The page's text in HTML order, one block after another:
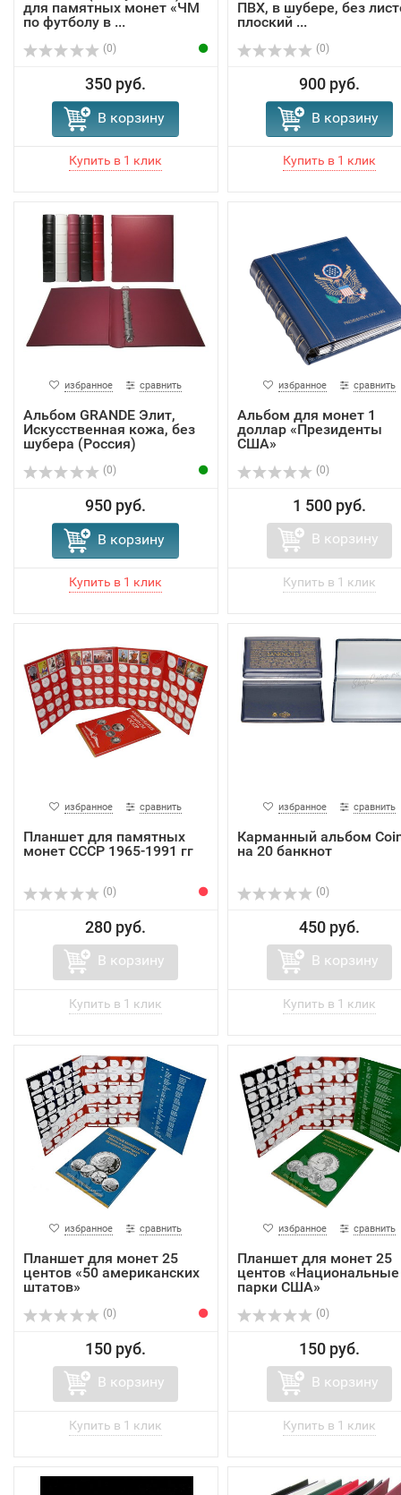
для памятных монет «ЧМ
по футболу в ...
(0)
350 руб.
В корзину
ПВХ, в шубере, без
плоский ...
(0)
900 руб.
В корзину
избранное сравнить
Альбом GRANDE Элит,
Искусственная кожа, без
шубера (Россия)
(0)
950 руб.
В корзину
избранное сравнить
Альбом для монет 1
доллар «Президенты
США»
(0)
1 500 руб.
В корзину
избранное сравнить
Планшет для памятных
монет СССР 1965-1991 гг
(0)
280 руб.
В корзину
избранное сравнить
Карманный альбом
на 20 банкнот
(0)
450 руб.
В корзину
избранное сравнить
Планшет для монет 25
центов «50 американских
штатов»
(0)
150 руб.
В корзину
избранное сравнить
Планшет для монет 25
центов «Национальные
парки США»
(0)
150 руб.
В корзину